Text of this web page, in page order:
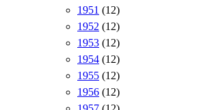
1951 (12)
1952 (12)
1953 (12)
1954 (12)
1955 (12)
1956 (12)